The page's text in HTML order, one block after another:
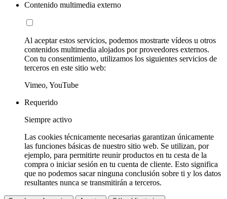
Contenido multimedia externo
Al aceptar estos servicios, podemos mostrarte vídeos u otros
contenidos multimedia alojados por proveedores externos.
Con tu consentimiento, utilizamos los siguientes servicios de
terceros en este sitio web:
Vimeo, YouTube
Requerido
Siempre activo
Las cookies técnicamente necesarias garantizan únicamente
las funciones básicas de nuestro sitio web. Se utilizan, por
ejemplo, para permitirte reunir productos en tu cesta de la
compra o iniciar sesión en tu cuenta de cliente. Esto significa
que no podemos sacar ninguna conclusión sobre ti y los datos
resultantes nunca se transmitirán a terceros.